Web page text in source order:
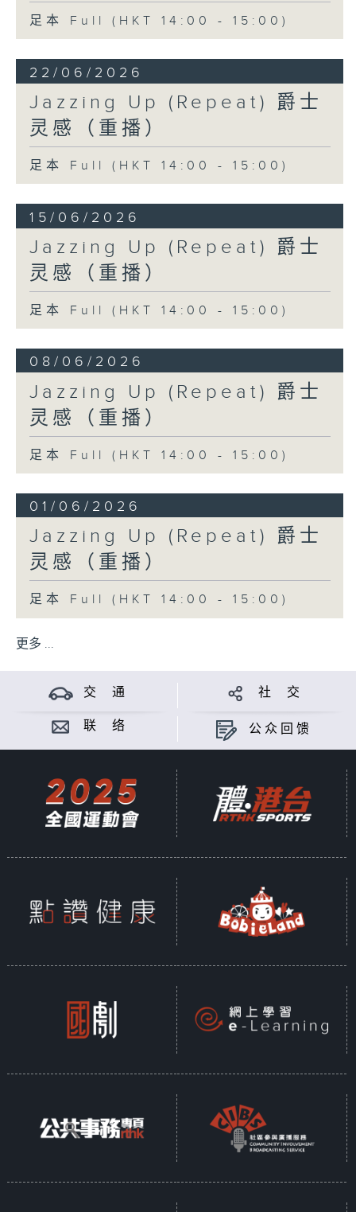
足本 Full (HKT 14:00 - 15:00)
22/06/2026
Jazzing Up (Repeat) 爵士
灵感（重播）
足本 Full (HKT 14:00 - 15:00)
15/06/2026
Jazzing Up (Repeat) 爵士
灵感（重播）
足本 Full (HKT 14:00 - 15:00)
08/06/2026
Jazzing Up (Repeat) 爵士
灵感（重播）
足本 Full (HKT 14:00 - 15:00)
01/06/2026
Jazzing Up (Repeat) 爵士
灵感（重播）
足本 Full (HKT 14:00 - 15:00)
更多 ...
交 通 社 交
联 络 公众回馈